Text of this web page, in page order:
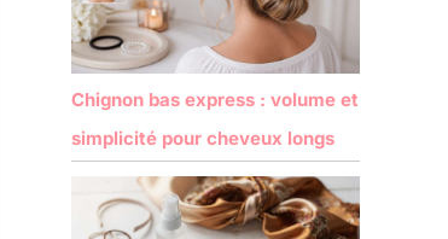
Chignon bas express : volume et
simplicité pour cheveux longs